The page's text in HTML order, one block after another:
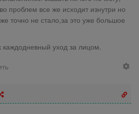
проблем все же исходит изнутри но
точно не стало,за это уже большое
каждодневный уход за лицом.